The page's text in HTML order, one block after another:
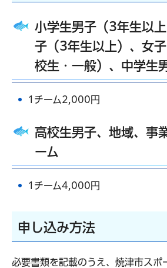
小学生男子（3年生以
子（3年生以上）、女
校生・一般）、中学生
1チーム2,000円
高校生男子、地域、事
ーム
1チーム4,000円
申し込み方法
必要書類を記載のうえ、焼津市スポ